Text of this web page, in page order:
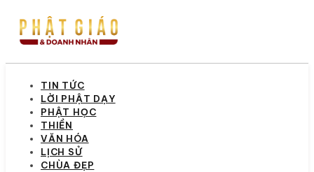
TIN TỨC
LỜI PHẬT DẠY
PHẬT HỌC
THIỀN
VĂN HÓA
LỊCH SỬ
CHÙA ĐẸP